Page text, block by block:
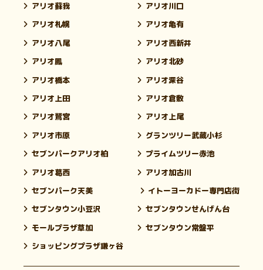
アリオ蘇我
アリオ川口
アリオ札幌
アリオ亀有
アリオ八尾
アリオ西新井
アリオ鳳
アリオ北砂
アリオ橋本
アリオ深谷
アリオ上田
アリオ倉敷
アリオ鷲宮
アリオ上尾
アリオ市原
グランツリー武蔵小杉
セブンパークアリオ柏
プライムツリー赤池
アリオ葛西
アリオ加古川
セブンパーク天美
イトーヨーカドー専門店街
セブンタウン小豆沢
セブンタウンせんげん台
モールプラザ草加
セブンタウン常盤平
ショッピングプラザ鎌ヶ谷